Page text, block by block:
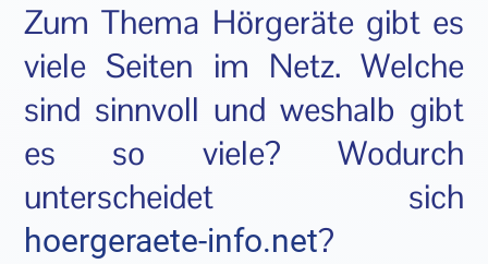
Zum Thema Hörgeräte gibt es
viele Seiten im Netz. Welche
sind sinnvoll und weshalb gibt
es so viele? Wodurch
unterscheidet sich
hoergeraete-info.net?